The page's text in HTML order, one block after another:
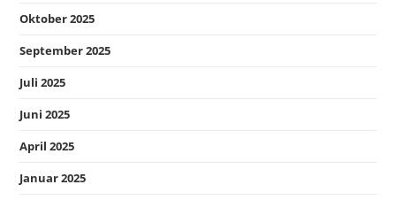
Oktober 2025
September 2025
Juli 2025
Juni 2025
April 2025
Januar 2025